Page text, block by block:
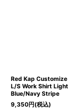
Red Kap Customize
L/S Work Shirt Light
Blue/Navy Stripe
9,350円(税込)